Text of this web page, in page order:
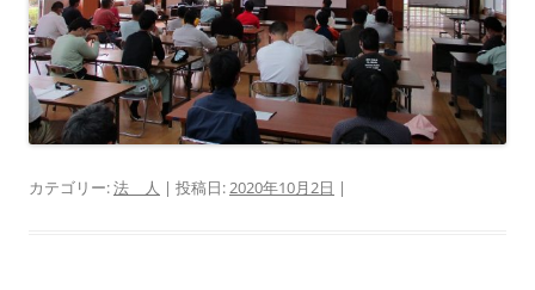
カテゴリー:法 人 | 投稿日:2020年10月2日 |